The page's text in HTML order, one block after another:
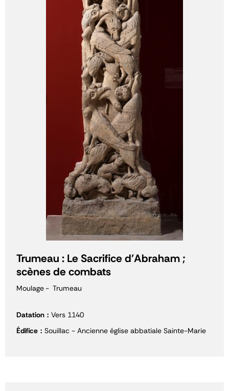
Trumeau : Le Sacrifice d'Abraham ;
scènes de combats
Moulage Trumeau
Datation
Vers 1140
Édifice
Souillac - Ancienne église abbatiale Sainte-Marie